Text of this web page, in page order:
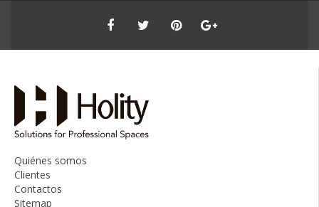
Quiénes somos
Clientes
Contactos
Sitemap